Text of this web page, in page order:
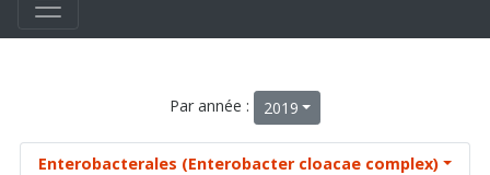
Par année : 2019
Enterobacterales (Enterobacter cloacae complex)